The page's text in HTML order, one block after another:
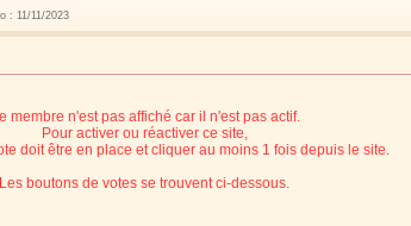
: 11/11/2023
membre n'est pas affiché car il n'est pas actif.
Pour activer ou réactiver ce site,
doit être en place et cliquer au moins 1 fois depuis le site.
Les boutons de votes se trouvent ci-dessous.